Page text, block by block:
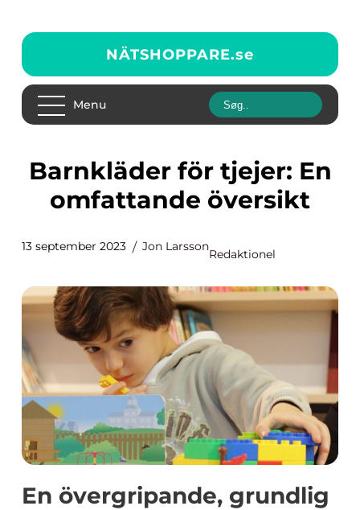
NÄTSHOPPARE.se
Menu
Barnkläder för tjejer: En
omfattande översikt
13 september 2023 Jon Larsson
Redaktionel
En övergripande, grundlig